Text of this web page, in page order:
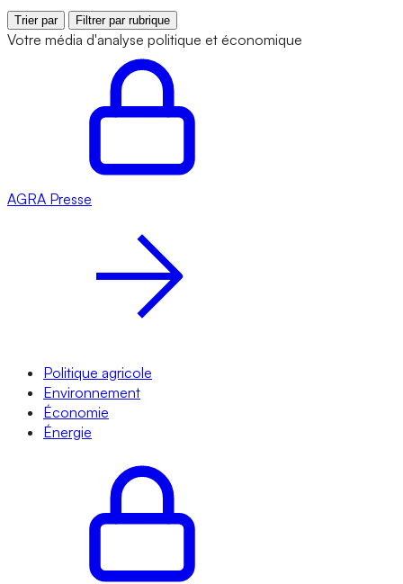
Trier par Filtrer par rubrique
Votre média d'analyse politique et économique
AGRA Presse
Politique agricole
Environnement
Économie
Énergie